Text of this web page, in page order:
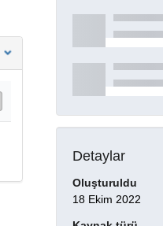
Detaylar
Oluşturuldu
18 Ekim 2022